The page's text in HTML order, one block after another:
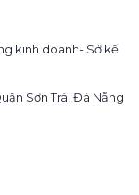
kinh doanh- Sở kế
Sơn Trà, Đà Nẵng